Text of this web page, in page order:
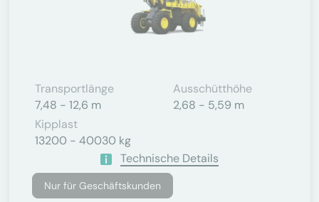
Transportlänge
7,48 - 12,6 m
Ausschütthöhe
2,68 - 5,59 m
Kipplast
13200 - 40030 kg
Technische Details
Nur für Geschäftskunden